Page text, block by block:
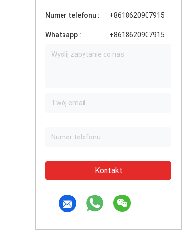
Numer telefonu : +8618620907915
Whatsapp : +8618620907915
Kontakt